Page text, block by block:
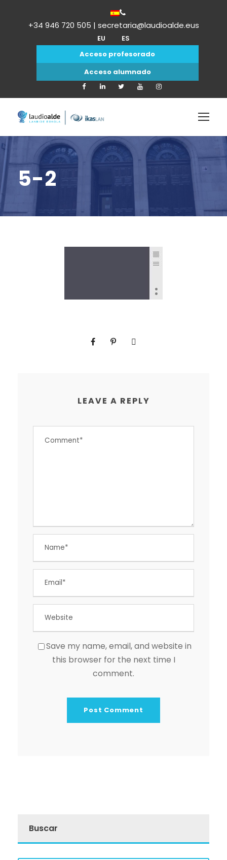
+34 946 720 505 | secretaria@laudioalde.eus
EU
ES
Acceso profesorado
Acceso alumnado
5-2
LEAVE A REPLY
Save my name, email, and website in
this browser for the next time I
comment.
Buscar